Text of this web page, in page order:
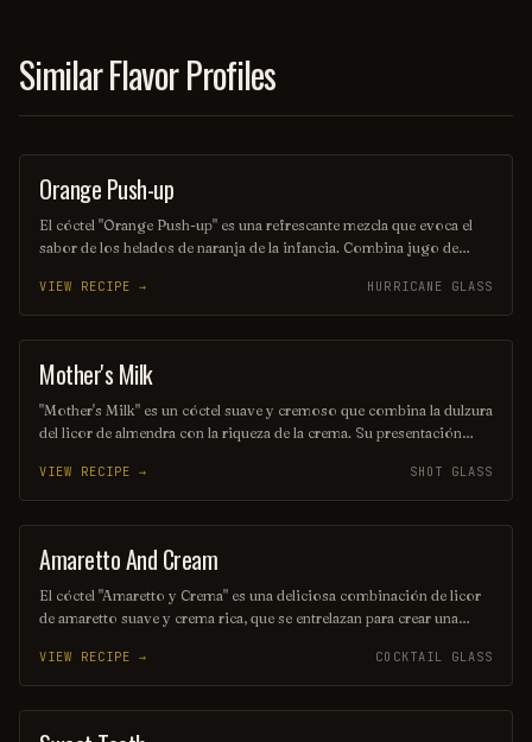
Similar Flavor Profiles
ORDINARY DRINK
Orange Push-up
El cóctel "Orange Push-up" es una refrescante mezcla que evoca el
sabor de los helados de naranja de la infancia. Combina jugo de
y cremosa que es perfecta para disfrutar en días soleados. Su color
vibrante y su sabor cítrico lo convierten en una opción irresistible
para cualquier ocasión.
VIEW RECIPE → HURRICANE GLASS
SHOT
Mother's Milk
"Mother's Milk" es un cóctel suave y cremoso que combina la dulzura
del licor de almendra con la riqueza de la crema. Su presentación
para aquellos que buscan una experiencia única y reconfortante en
cada sorbo. Ideal para disfrutar en una noche especial o como un
capricho indulgente.
VIEW RECIPE → SHOT GLASS
ORDINARY DRINK
Amaretto And Cream
El cóctel "Amaretto y Crema" es una deliciosa combinación de licor
de amaretto suave y crema rica, que se entrelazan para crear una
cena o como un capricho indulgente, su textura cremosa y su sabor
a almendra lo convierten en un favorito entre los amantes de los
cócteles. Perfecto para cualquier ocasión, este trago es un verdadero
placer para el pal
VIEW RECIPE → COCKTAIL GLASS